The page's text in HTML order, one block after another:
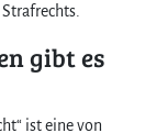
gibt es
ist eine von